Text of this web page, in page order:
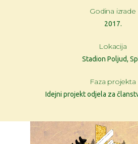
Godina izrade
2017.
Lokacija
Stadion Poljud,
Faza projekta
Idejni projekt odjela za